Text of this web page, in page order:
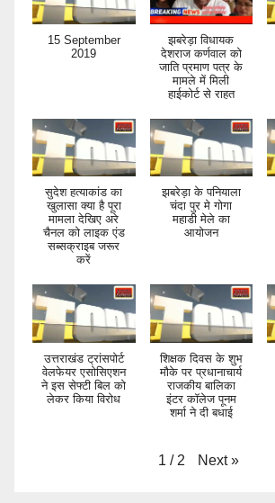
15 September
2019
झबरेड़ा विधायक
देशराज कर्णवाल को
जाति प्रमाण पत्र के
मामले में मिली
हाईकोर्ट से राहत
सुदेश हत्याकांड का
खुलासा क्या है पूरा
मामला देखिए अरे
चैनल को लाइक एंड
सब्सक्राइब जरूर
करें
झबरेड़ा के पनियाला
चंदा पुर मे गोगा
महाडी मेले का
आयोजन
उत्तराखंड ट्रांसपोर्ट
वेलफेयर एसोसिएशन
ने इस सेफ्टी बिल को
लेकर किया विरोध
शिक्षक दिवस के शुभ
मौके पर प्रधानाचार्य
राजकीय बालिका
इंटर कॉलेज पूनम
शर्मा ने दी बधाई
1 / 2 Next »